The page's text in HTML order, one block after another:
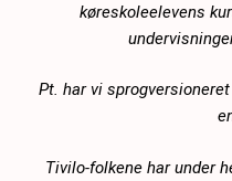
køreskoleelevens
Pt. har vi
Tivilo-folkene har under